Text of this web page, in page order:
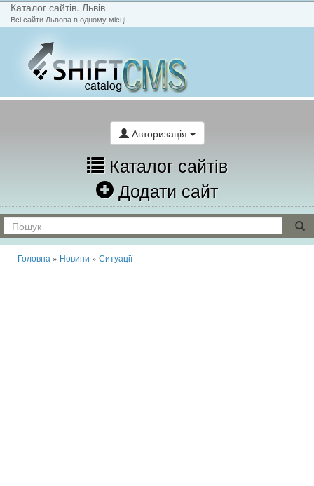
Каталог сайтів. Львів
Всі сайти Львова в одному місці
Авторизація
Каталог сайтів
Додати сайт
Головна » Новини » Ситуації